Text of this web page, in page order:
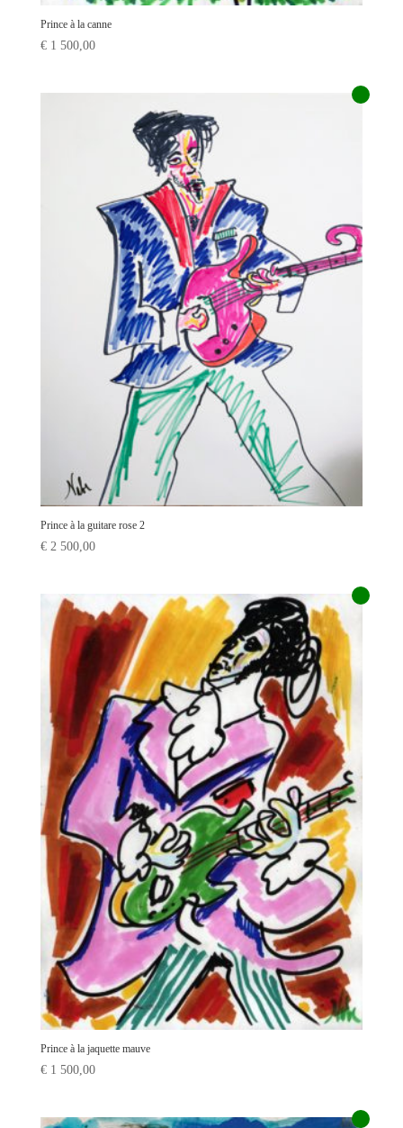
Prince à la canne
€1 500,00
Prince à la guitare rose 2
€2 500,00
Prince à la jaquette mauve
€1 500,00